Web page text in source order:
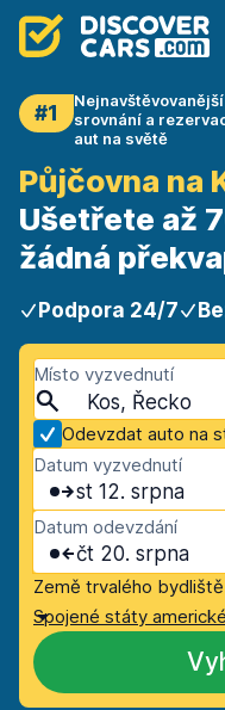
#1
srovnání a
aut na světě
Půjčovna na
Ušetřete až
žádná
Podpora 24/7
Místo vyzvednutí
Kos, Řecko
Odevzdat auto na
Datum vyzvednutí
st 12. srpna
Datum odevzdání
čt 20. srpna
Země trvalého
Spojené státy